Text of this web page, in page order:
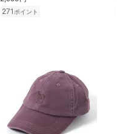
271 ポイント